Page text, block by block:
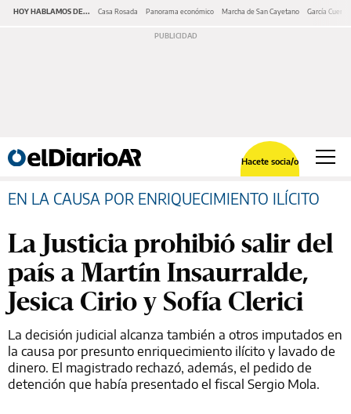
HOY HABLAMOS DE... Casa Rosada Panorama económico Marcha de San Cayetano García Cuerva
Hacete socia/o
EN LA CAUSA POR ENRIQUECIMIENTO ILÍCITO
La Justicia prohibió salir del
país a Martín Insaurralde,
Jesica Cirio y Sofía Clerici
La decisión judicial alcanza también a otros imputados en
la causa por presunto enriquecimiento ilícito y lavado de
dinero. El magistrado rechazó, además, el pedido de
detención que había presentado el fiscal Sergio Mola.